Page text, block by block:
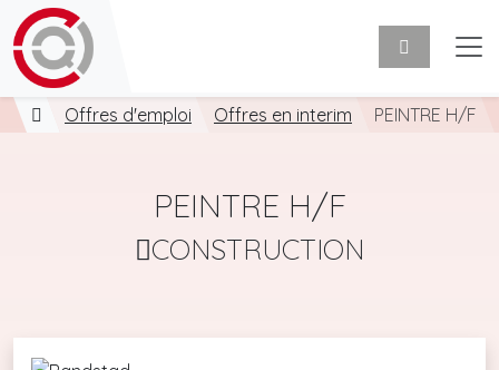
Offres d'emploi Offres en interim PEINTRE H/F
PEINTRE H/F
CONSTRUCTION